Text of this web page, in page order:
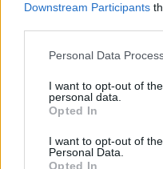
Downstream Participants
Please note that this
not limited to your visit or
grant or deny consent to
use your data for below
consent section.
Personal Data
I want to opt-out of
personal data.
Opted In
I want to opt-out of
Personal Data.
Opted In
turizmus, a bor és
élőhagyományok
művészeti
Kulturális
János borász,
Szalóki Ági énekes,
koreográfus,
útikönyvíró lesznek.